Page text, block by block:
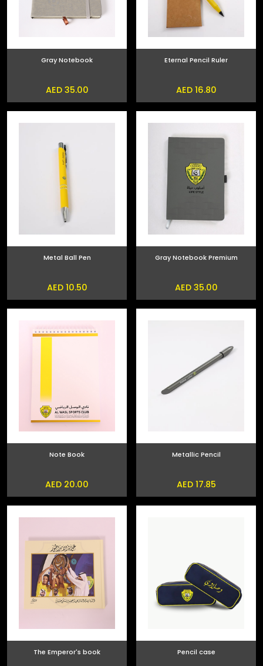
Eternal Pencil Ruler
AED 16.80
Gray Notebook
AED 35.00
Gray Notebook Premium
AED 35.00
Metal Ball Pen
AED 10.50
Metallic Pencil
AED 17.85
Note Book
AED 20.00
Pencil case
The Emperor's book